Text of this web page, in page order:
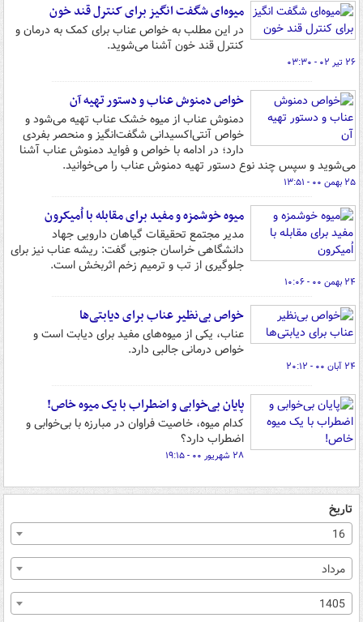
میوه‌ای شگفت انگیز برای کنترل قند خون
در این مطلب به خواص عناب برای کمک به درمان و
کنترل قند خون آشنا می‌شوید.
۲۶ تیر ۰۲ - ۰۳:۳۰
خواص دمنوش عناب و دستور تهیه آن
دمنوش عناب از میوه خشک عناب تهیه می‌شود و
خواص آنتی‌اکسیدانی شگفت‌انگیز و منحصر بفردی
دارد؛ در ادامه با خواص و فواید دمنوش عناب آشنا
می‌شوید و سپس چند نوع دستور تهیه دمنوش عناب را می‌خوانید.
۲۵ بهمن ۰۰ - ۱۳:۵۱
میوه خوشمزه و مفید برای مقابله با اُمیکرون
مدیر مجتمع تحقیقات گیاهان دارویی جهاد
دانشگاهی خراسان جنوبی گفت: ریشه عناب نیز برای
جلوگیری از تب و ترمیم زخم اثربخش است.
۲۴ بهمن ۰۰ - ۱۰:۰۶
خواص بی‌نظیر عناب برای دیابتی‌ها
عناب، یکی از میوه‌های مفید برای دیابت است و
خواص درمانی جالبی دارد.
۲۴ آبان ۰۰ - ۲۰:۱۲
پایان بی‌خوابی و اضطراب با یک میوه خاص!
کدام میوه، خاصیت فراوان در مبارزه با بی‌خوابی و
اضطراب دارد؟
۲۸ شهریور ۰۰ - ۱۹:۱۵
تاریخ
16
مرداد
1405